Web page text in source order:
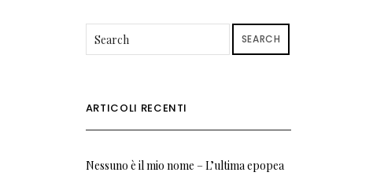
SEARCH
ARTICOLI RECENTI
Nessuno è il mio nome – L’ultima epopea